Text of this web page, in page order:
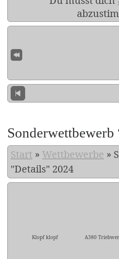
Sonderwettbewerb
Start » Wettbewerbe »
"Details" 2024
Klopf klopf A380